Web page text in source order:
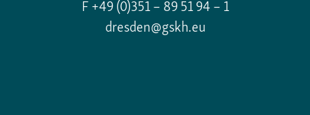
F +49 (0)351 – 89 51 94 – 1
dresden@gskh.eu